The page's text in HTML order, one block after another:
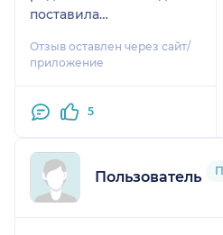
поставила
диагноза в помине нет)
Ещё и смеет указывать
или нет.
Отзыв оставлен через сайт/
приложение
5
Пользователь